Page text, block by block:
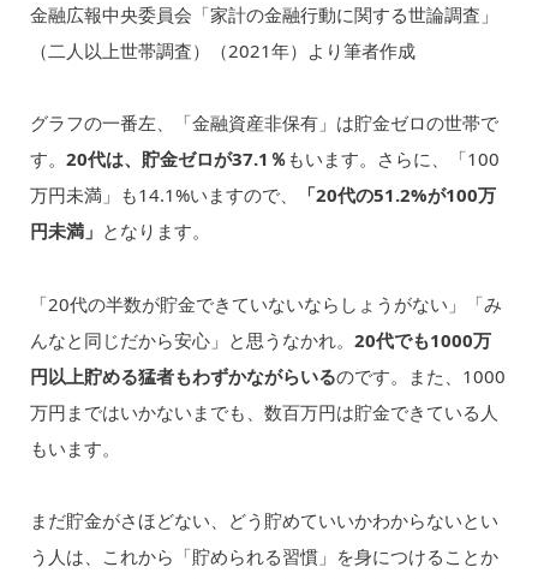
金融広報中央委員会「家計の金融行動に関する世論調査」
（二人以上世帯調査）（2021年）より筆者作成
グラフの一番左、「金融資産非保有」は貯金ゼロの世帯で
す。 20代は、貯金ゼロが37.1％ もいます。さらに、「100
万円未満」も14.1%いますので、
「20代の51.2%が100万
円未満」 となります。
「20代の半数が貯金できていないならしょうがない」「み
んなと同じだから安心」と思うなかれ。 20代でも1000万
円以上貯める猛者もわずかながらいるのです。また、1000
万円まではいかないまでも、数百万円は貯金できている人
もいます。
まだ貯金がさほどない、どう貯めていいかわからないとい
う人は、これから「貯められる習慣」を身につけることか